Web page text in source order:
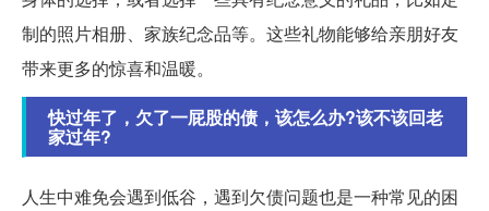
制的照片相册、家族纪念品等。这些礼物能够给亲朋好友
带来更多的惊喜和温暖。
快过年了，欠了一屁股的债，该怎么办?该不该回老
家过年?
人生中难免会遇到低谷，遇到欠债问题也是一种常见的困